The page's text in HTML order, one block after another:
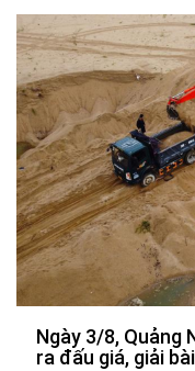
Ngày 3/8, Quảng
ra đấu giá, giải